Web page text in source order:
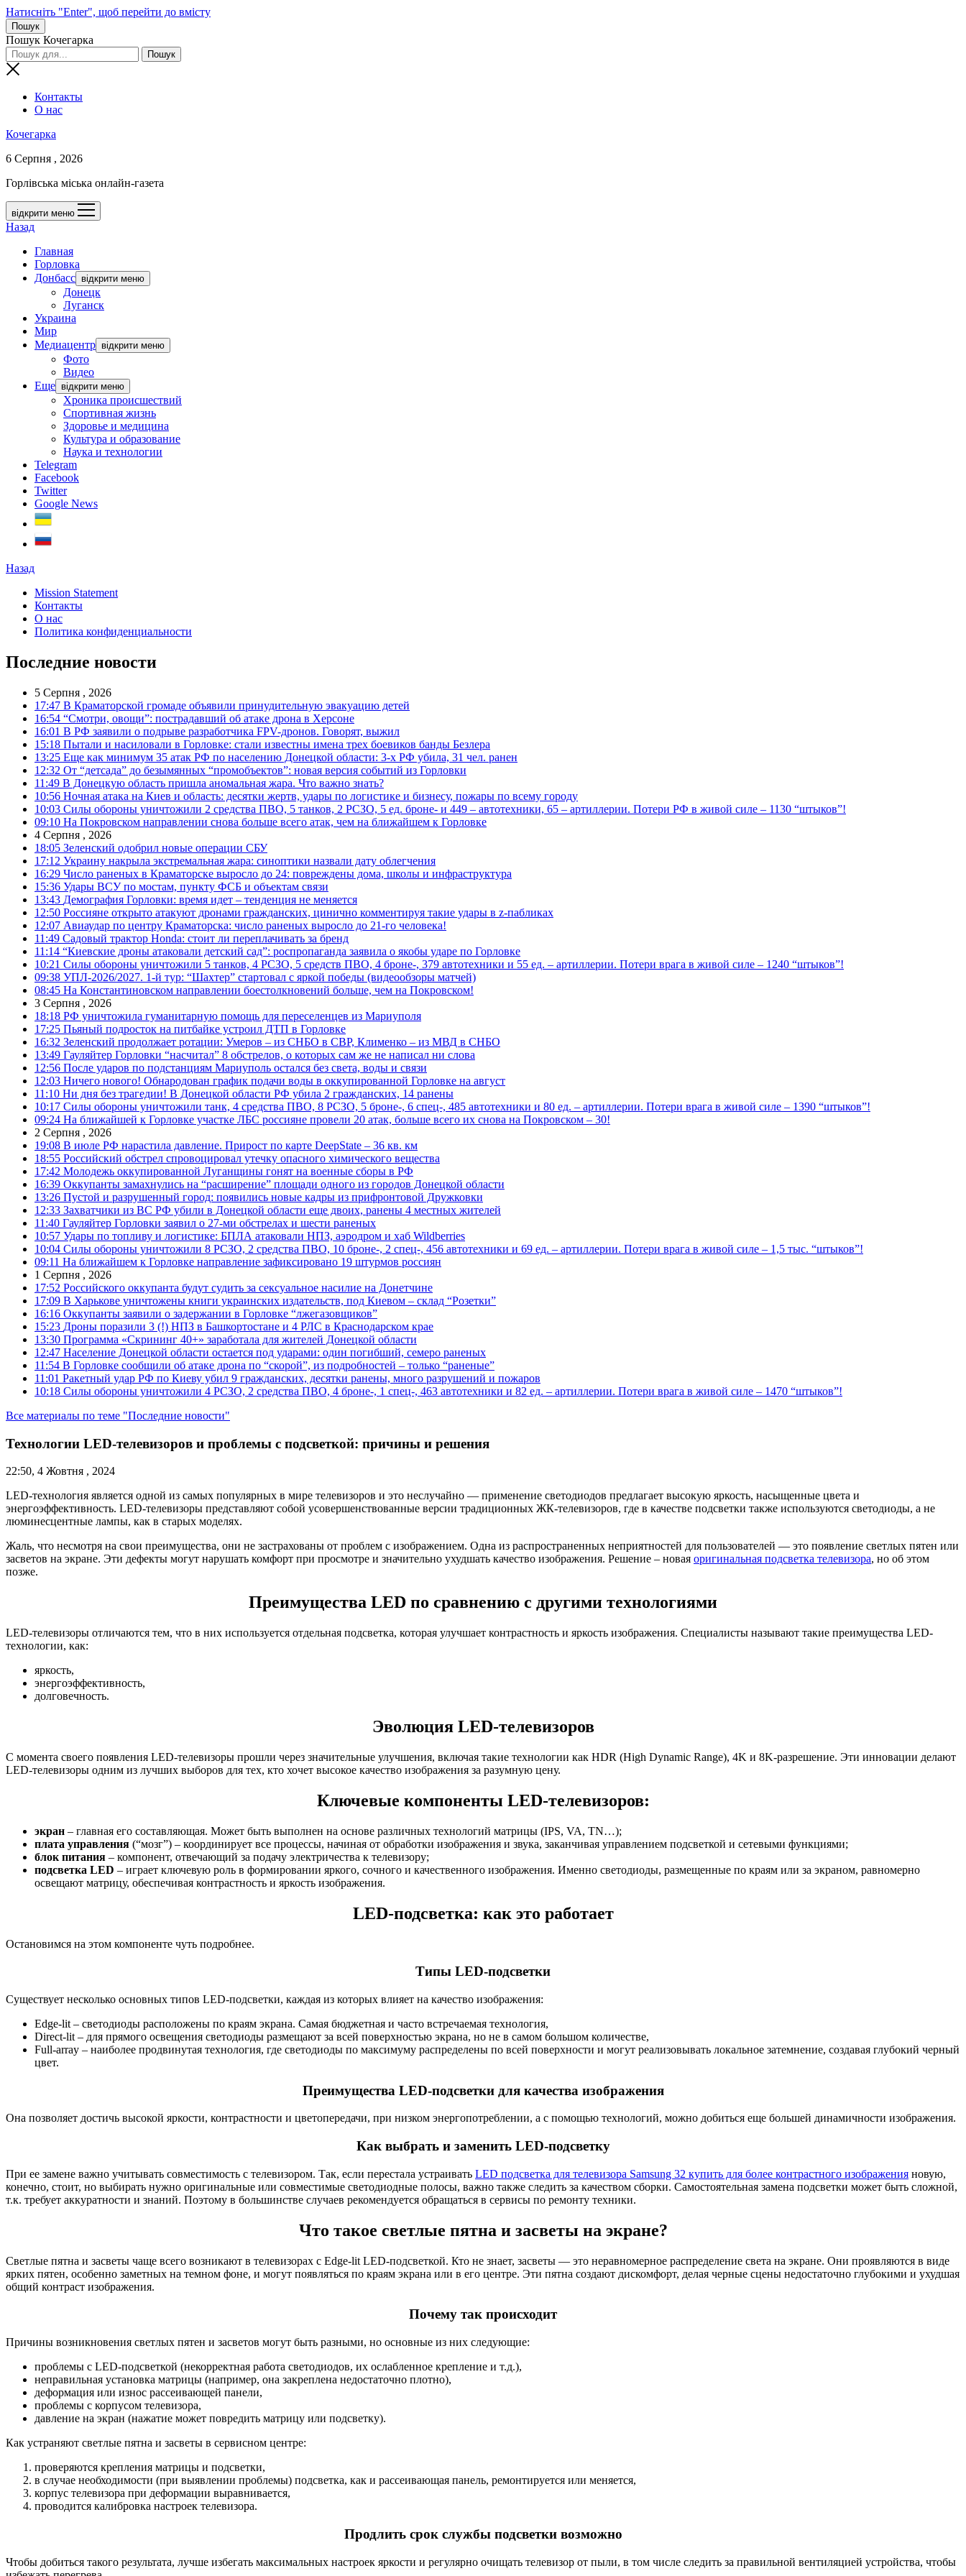
Натисніть "Enter", щоб перейти до вмісту
Пошук
Пошук Кочегарка
Контакты
О нас
Кочегарка
6 Серпня , 2026
Горлівська міська онлайн-газета
відкрити меню
Назад
Главная
Горловка
Донбасс відкрити меню
Донецк
Луганск
Украина
Мир
Медиацентр відкрити меню
Фото
Видео
Еще відкрити меню
Хроника происшествий
Спортивная жизнь
Здоровье и медицина
Культура и образование
Наука и технологии
Telegram
Facebook
Twitter
Google News
Назад
Mission Statement
Контакты
О нас
Политика конфиденциальности
Последние новости
5 Серпня , 2026
17:47 В Краматорской громаде объявили принудительную эвакуацию детей
16:54 “Смотри, овощи”: пострадавший об атаке дрона в Херсоне
16:01 В РФ заявили о подрыве разработчика FPV-дронов. Говорят, выжил
15:18 Пытали и насиловали в Горловке: стали известны имена трех боевиков банды Безлера
13:25 Еще как минимум 35 атак РФ по населению Донецкой области: 3-х РФ убила, 31 чел. ранен
12:32 От “детсада” до безымянных “промобъектов”: новая версия событий из Горловки
11:49 В Донецкую область пришла аномальная жара. Что важно знать?
10:56 Ночная атака на Киев и область: десятки жертв, удары по логистике и бизнесу, пожары по всему городу
10:03 Силы обороны уничтожили 2 средства ПВО, 5 танков, 2 РСЗО, 5 ед. броне- и 449 – автотехники, 65 – артиллерии. Потери РФ в живой силе – 1130 “штыков”!
09:10 На Покровском направлении снова больше всего атак, чем на ближайшем к Горловке
4 Серпня , 2026
18:05 Зеленский одобрил новые операции СБУ
17:12 Украину накрыла экстремальная жара: синоптики назвали дату облегчения
16:29 Число раненых в Краматорске выросло до 24: повреждены дома, школы и инфраструктура
15:36 Удары ВСУ по мостам, пункту ФСБ и объектам связи
13:43 Демография Горловки: время идет – тенденция не меняется
12:50 Россияне открыто атакуют дронами гражданских, цинично комментируя такие удары в z-пабликах
12:07 Авиаудар по центру Краматорска: число раненых выросло до 21-го человека!
11:49 Садовый трактор Honda: стоит ли переплачивать за бренд
11:14 “Киевские дроны атаковали детский сад”: роспропаганда заявила о якобы ударе по Горловке
10:21 Силы обороны уничтожили 5 танков, 4 РСЗО, 5 средств ПВО, 4 броне-, 379 автотехники и 55 ед. – артиллерии. Потери врага в живой силе – 1240 “штыков”!
09:38 УПЛ-2026/2027. 1-й тур: “Шахтер” стартовал с яркой победы (видеообзоры матчей)
08:45 На Константиновском направлении боестолкновений больше, чем на Покровском!
3 Серпня , 2026
18:18 РФ уничтожила гуманитарную помощь для переселенцев из Мариуполя
17:25 Пьяный подросток на питбайке устроил ДТП в Горловке
16:32 Зеленский продолжает ротации: Умеров – из СНБО в СВР, Клименко – из МВД в СНБО
13:49 Гауляйтер Горловки “насчитал” 8 обстрелов, о которых сам же не написал ни слова
12:56 После ударов по подстанциям Мариуполь остался без света, воды и связи
12:03 Ничего нового! Обнародован график подачи воды в оккупированной Горловке на август
11:10 Ни дня без трагедии! В Донецкой области РФ убила 2 гражданских, 14 ранены
10:17 Силы обороны уничтожили танк, 4 средства ПВО, 8 РСЗО, 5 броне-, 6 спец-, 485 автотехники и 80 ед. – артиллерии. Потери врага в живой силе – 1390 “штыков”!
09:24 На ближайшей к Горловке участке ЛБС россияне провели 20 атак, больше всего их снова на Покровском – 30!
2 Серпня , 2026
19:08 В июле РФ нарастила давление. Прирост по карте DeepState – 36 кв. км
18:55 Российский обстрел спровоцировал утечку опасного химического вещества
17:42 Молодежь оккупированной Луганщины гонят на военные сборы в РФ
16:39 Оккупанты замахнулись на “расширение” площади одного из городов Донецкой области
13:26 Пустой и разрушенный город: появились новые кадры из прифронтовой Дружковки
12:33 Захватчики из ВС РФ убили в Донецкой области еще двоих, ранены 4 местных жителей
11:40 Гауляйтер Горловки заявил о 27-ми обстрелах и шести раненых
10:57 Удары по топливу и логистике: БПЛА атаковали НПЗ, аэродром и хаб Wildberries
10:04 Силы обороны уничтожили 8 РСЗО, 2 средства ПВО, 10 броне-, 2 спец-, 456 автотехники и 69 ед. – артиллерии. Потери врага в живой силе – 1,5 тыс. “штыков”!
09:11 На ближайшем к Горловке направление зафиксировано 19 штурмов россиян
1 Серпня , 2026
17:52 Российского оккупанта будут судить за сексуальное насилие на Донетчине
17:09 В Харькове уничтожены книги украинских издательств, под Киевом – склад “Розетки”
16:16 Оккупанты заявили о задержании в Горловке “лжегазовщиков”
15:23 Дроны поразили 3 (!) НПЗ в Башкортостане и 4 РЛС в Краснодарском крае
13:30 Программа «Скрининг 40+» заработала для жителей Донецкой области
12:47 Население Донецкой области остается под ударами: один погибший, семеро раненых
11:54 В Горловке сообщили об атаке дрона по “скорой”, из подробностей – только “раненые”
11:01 Ракетный удар РФ по Киеву убил 9 гражданских, десятки ранены, много разрушений и пожаров
10:18 Силы обороны уничтожили 4 РСЗО, 2 средства ПВО, 4 броне-, 1 спец-, 463 автотехники и 82 ед. – артиллерии. Потери врага в живой силе – 1470 “штыков”!
Все материалы по теме "Последние новости"
Технологии LED-телевизоров и проблемы с подсветкой: причины и решения
22:50, 4 Жовтня , 2024
LED-технология является одной из самых популярных в мире телевизоров и это неслучайно — применение светодиодов предлагает высокую яркость, насыщенные цвета и
энергоэффективность. LED-телевизоры представляют собой усовершенствованные версии традиционных ЖК-телевизоров, где в качестве подсветки также используются светодиоды, а не
люминесцентные лампы, как в старых моделях.
Жаль, что несмотря на свои преимущества, они не застрахованы от проблем с изображением. Одна из распространенных неприятностей для пользователей — это появление светлых пятен или
засветов на экране. Эти дефекты могут нарушать комфорт при просмотре и значительно ухудшать качество изображения. Решение – новая оригинальная подсветка телевизора, но об этом
позже.
Преимущества LED по сравнению с другими технологиями
LED-телевизоры отличаются тем, что в них используется отдельная подсветка, которая улучшает контрастность и яркость изображения. Специалисты называют такие преимущества LED-
технологии, как:
яркость,
энергоэффективность,
долговечность.
Эволюция LED-телевизоров
С момента своего появления LED-телевизоры прошли через значительные улучшения, включая такие технологии как HDR (High Dynamic Range), 4K и 8K-разрешение. Эти инновации делают
LED-телевизоры одним из лучших выборов для тех, кто хочет высокое качество изображения за разумную цену.
Ключевые компоненты LED-телевизоров:
экран – главная его составляющая. Может быть выполнен на основе различных технологий матрицы (IPS, VA, TN…);
плата управления (“мозг”) – координирует все процессы, начиная от обработки изображения и звука, заканчивая управлением подсветкой и сетевыми функциями;
блок питания – компонент, отвечающий за подачу электричества к телевизору;
подсветка LED – играет ключевую роль в формировании яркого, сочного и качественного изображения. Именно светодиоды, размещенные по краям или за экраном, равномерно
освещают матрицу, обеспечивая контрастность и яркость изображения.
LED-подсветка: как это работает
Остановимся на этом компоненте чуть подробнее.
Типы LED-подсветки
Существует несколько основных типов LED-подсветки, каждая из которых влияет на качество изображения:
Edge-lit – светодиоды расположены по краям экрана. Самая бюджетная и часто встречаемая технология,
Direct-lit – для прямого освещения светодиоды размещают за всей поверхностью экрана, но не в самом большом количестве,
Full-array – наиболее продвинутая технология, где светодиоды по максимуму распределены по всей поверхности и могут реализовывать локальное затемнение, создавая глубокий черный
цвет.
Преимущества LED-подсветки для качества изображения
Она позволяет достичь высокой яркости, контрастности и цветопередачи, при низком энергопотреблении, а с помощью технологий, можно добиться еще большей динамичности изображения.
Как выбрать и заменить LED-подсветку
При ее замене важно учитывать совместимость с телевизором. Так, если перестала устраивать LED подсветка для телевизора Samsung 32 купить для более контрастного изображения новую,
конечно, стоит, но выбирать нужно оригинальные или совместимые светодиодные полосы, важно также следить за качеством сборки. Самостоятельная замена подсветки может быть сложной,
т.к. требует аккуратности и знаний. Поэтому в большинстве случаев рекомендуется обращаться в сервисы по ремонту техники.
Что такое светлые пятна и засветы на экране?
Светлые пятна и засветы чаще всего возникают в телевизорах с Edge-lit LED-подсветкой. Кто не знает, засветы — это неравномерное распределение света на экране. Они проявляются в виде
ярких пятен, особенно заметных на темном фоне, и могут появляться по краям экрана или в его центре. Эти пятна создают дискомфорт, делая черные сцены недостаточно глубокими и ухудшая
общий контраст изображения.
Почему так происходит
Причины возникновения светлых пятен и засветов могут быть разными, но основные из них следующие:
проблемы с LED-подсветкой (некорректная работа светодиодов, их ослабленное крепление и т.д.),
неправильная установка матрицы (например, она закреплена недостаточно плотно),
деформация или износ рассеивающей панели,
проблемы с корпусом телевизора,
давление на экран (нажатие может повредить матрицу или подсветку).
Как устраняют светлые пятна и засветы в сервисном центре:
проверяются крепления матрицы и подсветки,
в случае необходимости (при выявлении проблемы) подсветка, как и рассеивающая панель, ремонтируется или меняется,
корпус телевизора при деформации выравнивается,
проводится калибровка настроек телевизора.
Продлить срок службы подсветки возможно
Чтобы добиться такого результата, лучше избегать максимальных настроек яркости и регулярно очищать телевизор от пыли, в том числе следить за правильной вентиляцией устройства, чтобы